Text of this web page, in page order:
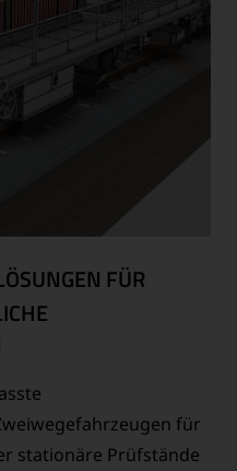
FÜR I
H
für
stationäre Prüfstände